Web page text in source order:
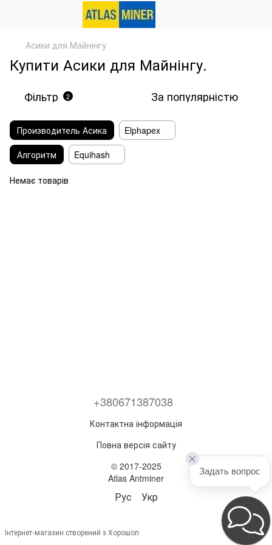
Асики для Майнінгу
Купити Асики для Майнінгу.
Фільтр 2 За популярністю
Производитель Асика
Elphapex
Алгоритм
Equihash
Немає товарів
+380671387038
Контактна інформація
Повна версія сайту
© 2017-2025
Atlas Antminer
Рус Укр
Інтернет-магазин створений з Хорошоп
Задать вопрос